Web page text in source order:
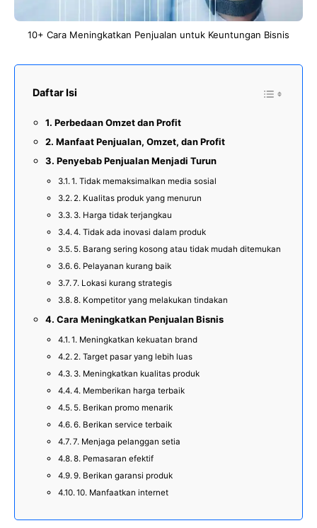
10+ Cara Meningkatkan Penjualan untuk Keuntungan Bisnis
Daftar Isi
Perbedaan Omzet dan Profit
Manfaat Penjualan, Omzet, dan Profit
Penyebab Penjualan Menjadi Turun
1. Tidak memaksimalkan media sosial
2. Kualitas produk yang menurun
3. Harga tidak terjangkau
4. Tidak ada inovasi dalam produk
5. Barang sering kosong atau tidak mudah ditemukan
6. Pelayanan kurang baik
7. Lokasi kurang strategis
8. Kompetitor yang melakukan tindakan
Cara Meningkatkan Penjualan Bisnis
1. Meningkatkan kekuatan brand
2. Target pasar yang lebih luas
3. Meningkatkan kualitas produk
4. Memberikan harga terbaik
5. Berikan promo menarik
6. Berikan service terbaik
7. Menjaga pelanggan setia
8. Pemasaran efektif
9. Berikan garansi produk
10. Manfaatkan internet